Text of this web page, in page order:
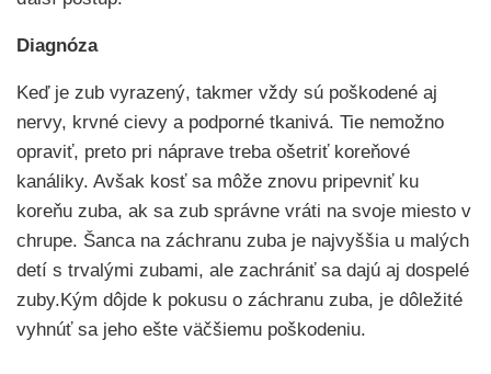
Diagnóza
Keď je zub vyrazený, takmer vždy sú poškodené aj
nervy, krvné cievy a podporné tkanivá. Tie nemožno
opraviť, preto pri náprave treba ošetriť koreňové
kanáliky. Avšak kosť sa môže znovu pripevniť ku
koreňu zuba, ak sa zub správne vráti na svoje miesto v
chrupe. Šanca na záchranu zuba je najvyššia u malých
detí s trvalými zubami, ale zachrániť sa dajú aj dospelé
zuby.Kým dôjde k pokusu o záchranu zuba, je dôležité
vyhnúť sa jeho ešte väčšiemu poškodeniu.